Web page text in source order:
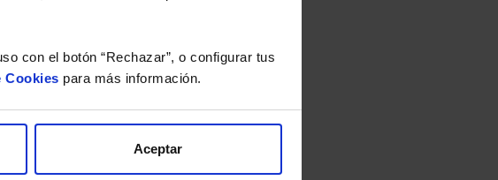
con el botón “Rechazar”, o configurar tus
Cookies para más información.
Aceptar
su cartera.
expertos le enviarán un estudio gratuito